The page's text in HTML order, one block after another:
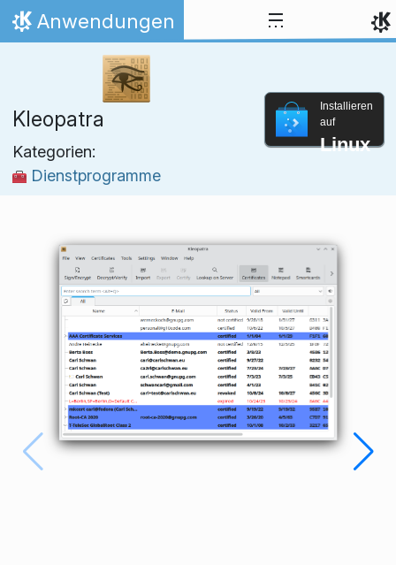
Zum Inhalt springen
Startseite
Anwendungen
Kleopatra
Kategorien:
Dienstprogramme
Installieren
auf
Linux